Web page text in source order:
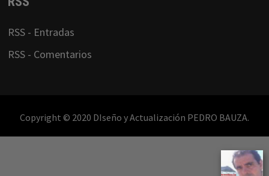
RSS - Entradas
RSS - Comentarios
Copyright © 2020 DIseño y Actualización PEDRO BAUZA.